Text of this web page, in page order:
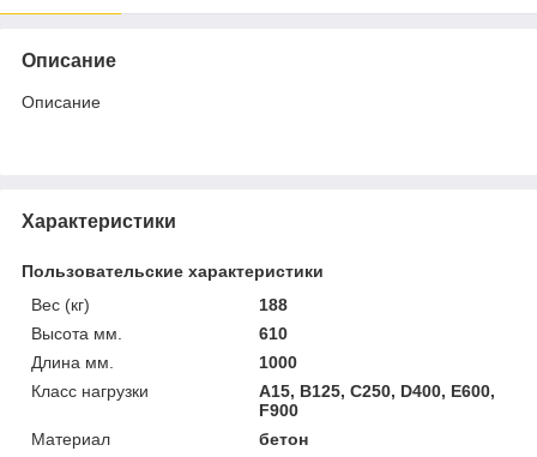
Описание
Описание
Характеристики
Пользовательские характеристики
Вес (кг)
188
Высота мм.
610
Длина мм.
1000
Класс нагрузки
A15, B125, C250, D400, E600,
F900
Материал
бетон